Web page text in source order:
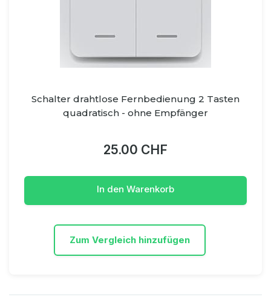
Schalter drahtlose Fernbedienung 2 Tasten
quadratisch - ohne Empfänger
25.00 CHF
In den Warenkorb
Zum Vergleich hinzufügen